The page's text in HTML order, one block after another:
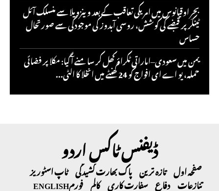
بحرِ اوقیانوس میں امریکی تعاقب کے بعد وینزویلا سے منسلک آئل
ٹینکر پر قبضے کی کوشش، روسی آبدوز کی موجودگی سے صورتحال
حساس
یمن میں سعودی–اماراتی ٹکراؤ کھل کر سامنے آ گیا: مکلا پر فضائی
حملہ، یو اے ای افواج کو 24 گھنٹے میں انخلا کا الٹی...
ڈیفنس ٹاکس اردو
صفحہ اول تازہ ترین پاک بھارت کشیدگی ٹاپ اسٹوریز
تنازعات دفاع سفارت کاری کالم فورمENGLISH